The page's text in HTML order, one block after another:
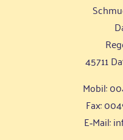
45711
Mobil:
Fax:
E‑Mail: